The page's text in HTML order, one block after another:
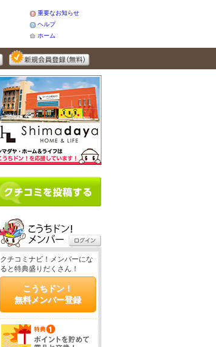
重要なお知らせ
ヘルプ
ホーム
クチコミナビ！メンバーにな
ると特典盛りだくさん！
こうちドン！
無料メンバー登録